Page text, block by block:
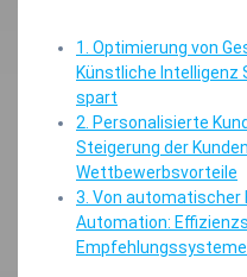
1. Optimierung von
Künstliche Intelligenz
spart
2. Personalisierte
Steigerung der
Wettbewerbsvorteile
3. Von automatischer
Automation: